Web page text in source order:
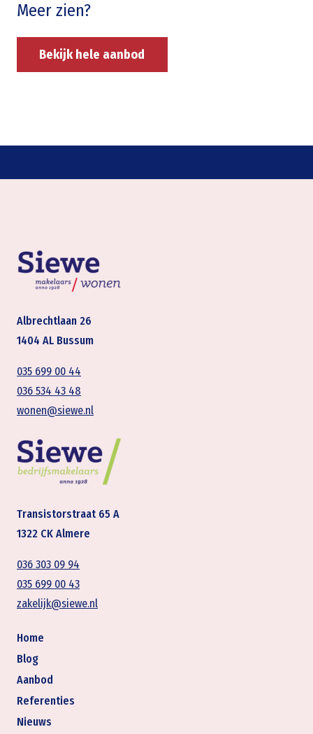
Meer zien?
Bekijk hele aanbod
Albrechtlaan 26
1404 AL Bussum
035 699 00 44
036 534 43 48
wonen@siewe.nl
Transistorstraat 65 A
1322 CK Almere
036 303 09 94
035 699 00 43
zakelijk@siewe.nl
Home
Blog
Aanbod
Referenties
Nieuws